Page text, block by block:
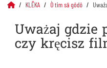
KLËKA Ò tim sã gôdô
Uważaj gdzie
czy kręcisz